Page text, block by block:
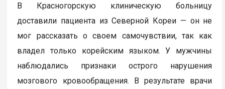
В Красногорскую клиническую больницу
доставили пациента из Северной Кореи — он не
мог рассказать о своем самочувствии, так как
владел только корейским языком. У мужчины
наблюдались признаки острого нарушения
мозгового кровообращения. В результате врачи